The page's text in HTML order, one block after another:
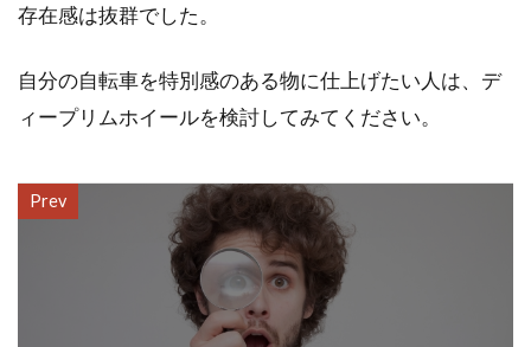
存在感は抜群でした。
自分の自転車を特別感のある物に仕上げたい人は、デ
ィープリムホイールを検討してみてください。
Prev